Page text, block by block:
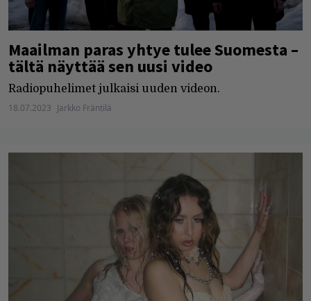
Maailman paras yhtye tulee Suomesta –
tältä näyttää sen uusi video
Radiopuhelimet julkaisi uuden videon.
18.07.2023 Jarkko Fräntilä